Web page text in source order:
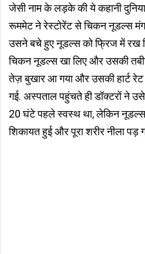
जेसी नाम के लड़के की ये कहानी
रूममेट ने रेस्टोरेंट से चिकन नूडल्स
उसने बचे हुए नूडल्स को फ्रिज में रख
चिकन नूडल्स खा लिए और उसकी
तेज़ बुखार आ गया और उसकी हार्ट रेट
गई. अस्पताल पहुंचते ही डॉक्टरों ने
20 घंटे पहले स्वस्थ था, लेकिन
शिकायत हुई और पूरा शरीर नीला पड़